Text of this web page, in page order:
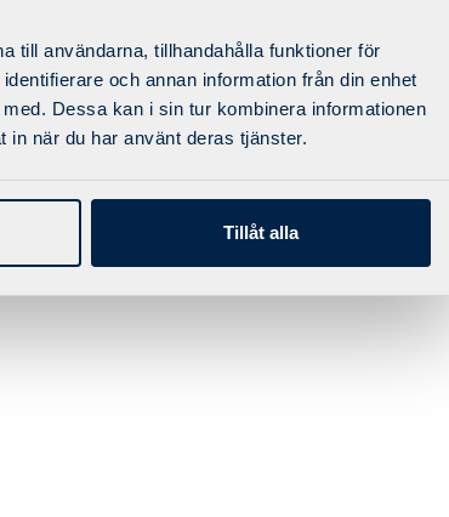
till användarna, tillhandahålla funktioner för
och annan information från din enhet
Dessa kan i sin tur kombinera informationen
in när du har använt deras tjänster.
Tillåt alla
med Conversant